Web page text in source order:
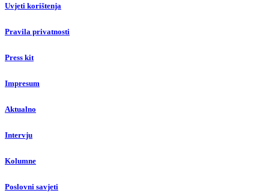
Uvjeti korištenja
Pravila privatnosti
Press kit
Impresum
Aktualno
Intervju
Kolumne
Poslovni savjeti